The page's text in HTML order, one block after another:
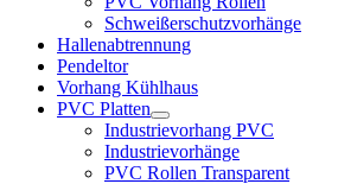
Schweißerschutzvorhänge
Hallenabtrennung
Pendeltor
Vorhang Kühlhaus
PVC Platten
Industrievorhang PVC
Industrievorhänge
PVC Rollen Transparent